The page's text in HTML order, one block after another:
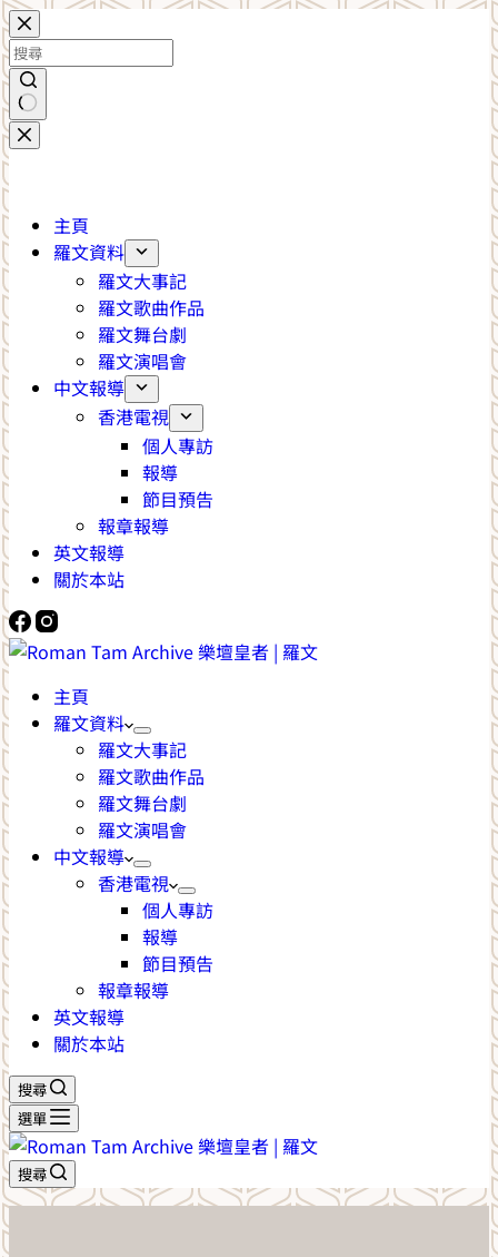
跳
至
主
要
內
容
找
不
到
符
合
條
件
的
結
果
主頁
羅文資料
羅文大事記
羅文歌曲作品
羅文舞台劇
羅文演唱會
中文報導
香港電視
個人專訪
報導
節目預告
報章報導
英文報導
關於本站
主頁
羅文資料
羅文大事記
羅文歌曲作品
羅文舞台劇
羅文演唱會
中文報導
香港電視
個人專訪
報導
節目預告
報章報導
英文報導
關於本站
搜尋
選單
搜尋